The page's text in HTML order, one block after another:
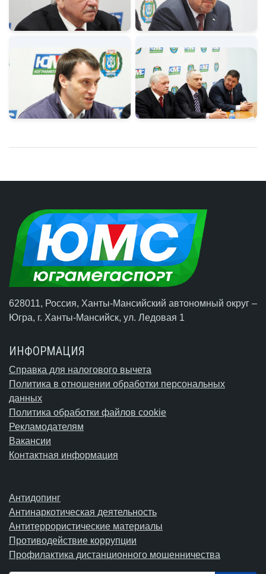
628011, Россия, Ханты-Мансийский автономный округ –
Югра, г. Ханты-Мансийск, ул. Ледовая 1
ИНФОРМАЦИЯ
Справка для налогового вычета
Политика в отношении обработки персональных
данных
Политика обработки файлов cookie
Рекламодателям
Вакансии
Контактная информация
Антидопинг
Антинаркотическая деятельность
Антитеррористические материалы
Противодействие коррупции
Профилактика дистанционного мошенничества